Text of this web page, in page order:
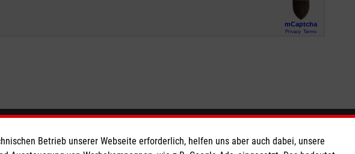
So finden Sie uns
Betrieb unserer Webseite erforderlich, helfen uns aber auch dabei, unsere